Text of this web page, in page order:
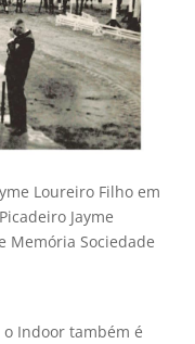
Loureiro Filho em
Jayme
Memória Sociedade
Indoor também é